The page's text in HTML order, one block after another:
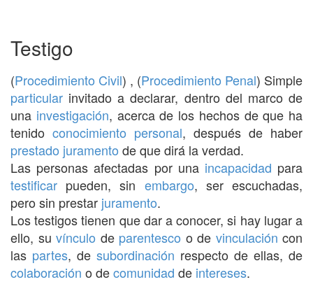
Testigo
(Procedimiento Civil) , (Procedimiento Penal) Simple
particular invitado a declarar, dentro del marco de
una investigación, acerca de los hechos de que ha
tenido conocimiento personal, después de haber
prestado juramento de que dirá la verdad.
Las personas afectadas por una incapacidad para
testificar pueden, sin embargo, ser escuchadas,
pero sin prestar juramento.
Los testigos tienen que dar a conocer, si hay lugar a
ello, su vínculo de parentesco o de vinculación con
las partes, de subordinación respecto de ellas, de
colaboración o decomunidad de intereses.